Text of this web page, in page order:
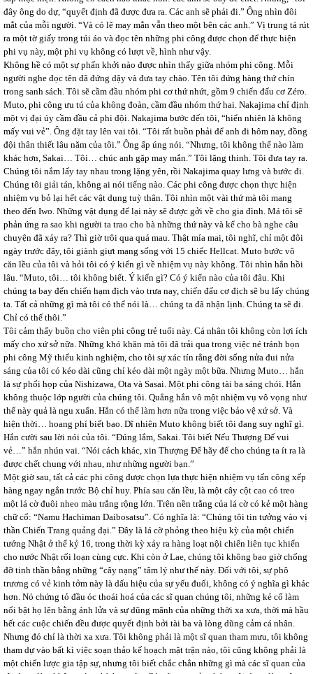
đây ông do dự, “quyết định đã được đưa ra. Các anh sẽ phải đi.” Ông nhìn đôi
mắt của mỗi người. “Và có lẽ may mắn vẫn theo một bên các anh.” Vị trung tá rút
ra một tờ giấy trong túi áo và đọc tên những phi công được chọn để thực hiện
phi vụ này, một phi vụ không có lượt về, hình như vậy.
Không hề có một sự phấn khởi nào được nhìn thấy giữa nhóm phi công. Mỗi
người nghe đọc tên đã đứng dậy và đưa tay chào. Tên tôi đứng hàng thứ chín
trong sanh sách. Tôi sẽ cầm đầu nhóm phi cơ thứ nhứt, gồm 9 chiến đấu cơ Zéro.
Muto, phi công ưu tú của không đoàn, cầm đầu nhóm thứ hai. Nakajima chỉ định
một vị đại úy cầm đầu cả phi đội. Nakajima bước đến tôi, “hiển nhiên là không
mấy vui vẻ”. Ông đặt tay lên vai tôi. “Tôi rất buồn phải để anh đi hôm nay, đồng
đội thân thiết lâu năm của tôi.” Ông ấp úng nói. “Nhưng, tôi không thể nào làm
khác hơn, Sakai… Tôi… chúc anh gặp may mắn.” Tôi lặng thinh. Tôi đưa tay ra.
Chúng tôi nắm lấy tay nhau trong lặng yên, rồi Nakajima quay lưng và bước đi.
Chúng tôi giải tán, không ai nói tiếng nào. Các phi công được chọn thực hiện
nhiệm vụ bỏ lại hết các vật dụng tuỳ thân. Tôi nhìn một vài thứ mà tôi mang
theo đến Iwo. Những vật dụng để lại này sẽ được gởi về cho gia đình. Má tôi sẽ
phản ứng ra sao khi người ta trao cho bà những thứ này và kể cho bà nghe câu
chuyện đã xảy ra? Thì giờ trôi qua quá mau. Thật mỉa mai, tôi nghĩ, chỉ một đôi
ngày trước đây, tôi giành giựt mạng sống với 15 chiếc Hellcat. Muto bước vô
căn lều của tôi và hỏi tôi có ý kiến gì về nhiệm vụ này không. Tôi nhìn hắn hồi
lâu. “Muto, tôi… tôi không biết. Ý kiến gì? Có ý kiến nào của tôi đâu. Khi
chúng ta bay đến chiến hạm địch vào trưa nay, chiến đấu cơ địch sẽ bu lấy chúng
ta. Tất cả những gì mà tôi có thể nói là… chúng ta đã nhận lịnh. Chúng ta sẽ đi.
Chỉ có thế thôi.”
Tôi cảm thấy buồn cho viên phi công trẻ tuổi này. Cá nhân tôi không còn lợi ích
mấy cho xứ sở nữa. Những khó khăn mà tôi đã trải qua trong việc né tránh bọn
phi công Mỹ thiếu kinh nghiệm, cho tôi sự xác tín rằng đời sống nửa đui nửa
sáng của tôi có kéo dài cũng chỉ kéo dài một ngày một bữa. Nhưng Muto… hắn
là sự phối họp của Nishizawa, Ota và Sasai. Một phi công tài ba sáng chói. Hắn
không thuộc lớp người của chúng tôi. Quẳng hắn vô một nhiệm vụ vô vọng như
thế này quả là ngu xuẩn. Hắn có thể làm hơn nữa trong việc bảo vệ xứ sở. Và
hiện thời… hoang phí biết bao. Dĩ nhiên Muto không biết tôi đang suy nghĩ gì.
Hắn cười sau lời nói của tôi. “Đúng lắm, Sakai. Tôi biết Nếu Thượng Đế vui
vẻ…” hắn nhún vai. “Nói cách khác, xin Thượng Đế hãy để cho chúng ta ít ra là
được chết chung với nhau, như những người bạn.”
Một giờ sau, tất cả các phi công được chọn lựa thực hiện nhiệm vụ tấn công xếp
hàng ngay ngắn trước Bộ chỉ huy. Phía sau căn lều, là một cây cột cao có treo
một lá cờ đuôi nheo màu trắng rộng lớn. Trên nền trắng của lá cờ có kẻ một hàng
chữ cổ: “Namu Hachiman Daibosatsu”. Có nghĩa là: “Chúng tôi tin tưởng vào vị
thần Chiến Trang quảng đại.” Đây là lá cờ phỏng theo hiệu kỳ của một chiến
tướng Nhật ở thế kỷ 16, trong thời kỳ xảy ra hàng loạt nội chiến liên tục khiến
cho nước Nhật rối loạn cùng cực. Khi còn ở Lae, chúng tôi không bao giờ chống
đỡ tinh thần bằng những “cây nạng” tâm lý như thế này. Đối với tôi, sự phô
trương có vẻ kinh tởm này là dấu hiệu của sự yếu đuối, không có ý nghĩa gì khác
hơn. Nó chứng tỏ đầu óc thoái hoá của các sĩ quan chúng tôi, những kẻ cố làm
nổi bật họ lên bằng ánh lửa và sự dũng mãnh của những thời xa xưa, thời mà hầu
hết các cuộc chiến đều được quyết định bởi tài ba và lòng dũng cảm cá nhân.
Nhưng đó chỉ là thời xa xưa. Tôi không phải là một sĩ quan tham mưu, tôi không
tham dự vào bất kì việc soạn thảo kế hoạch mặt trận nào, tôi cũng không phải là
một chiến lược gia tập sự, nhưng tôi biết chắc chắn những gì mà các sĩ quan của